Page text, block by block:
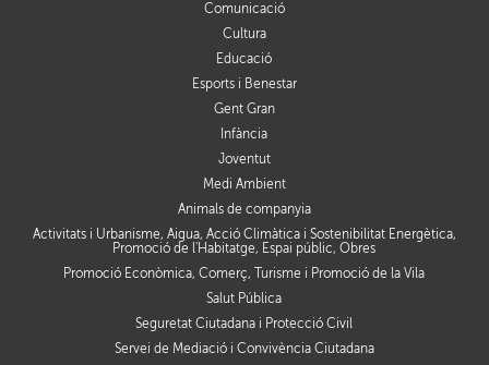
Comunicació
Cultura
Educació
Esports i Benestar
Gent Gran
Infància
Joventut
Medi Ambient
Animals de companyia
Activitats i Urbanisme, Aigua, Acció Climàtica i Sostenibilitat Energètica,
Promoció de l'Habitatge, Espai públic, Obres
Promoció Econòmica, Comerç, Turisme i Promoció de la Vila
Salut Pública
Seguretat Ciutadana i Protecció Civil
Servei de Mediació i Convivència Ciutadana